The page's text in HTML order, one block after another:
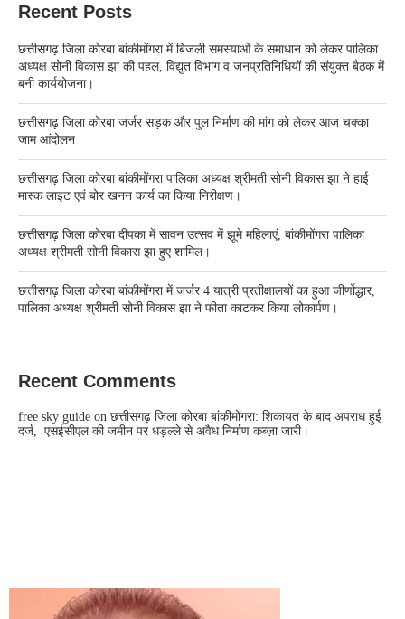
Recent Posts
छत्तीसगढ़ जिला कोरबा बांकीमोंगरा में बिजली समस्याओं के समाधान को लेकर पालिका
अध्यक्ष सोनी विकास झा की पहल, विद्युत विभाग व जनप्रतिनिधियों की संयुक्त बैठक में
बनी कार्ययोजना।
छत्तीसगढ़ जिला कोरबा जर्जर सड़क और पुल निर्माण की मांग को लेकर आज चक्का
जाम आंदोलन
छत्तीसगढ़ जिला कोरबा बांकीमोंगरा पालिका अध्यक्ष श्रीमती सोनी विकास झा ने हाई
मास्क लाइट एवं बोर खनन कार्य का किया निरीक्षण।
छत्तीसगढ़ जिला कोरबा दीपका में सावन उत्सव में झूमे महिलाएं, बांकीमोंगरा पालिका
अध्यक्ष श्रीमती सोनी विकास झा हुए शामिल।
छत्तीसगढ़ जिला कोरबा बांकीमोंगरा में जर्जर 4 यात्री प्रतीक्षालयों का हुआ जीर्णोद्धार,
पालिका अध्यक्ष श्रीमती सोनी विकास झा ने फीता काटकर किया लोकार्पण।
Recent Comments
free sky guide on छत्तीसगढ़ जिला कोरबा बांकीमोंगरा: शिकायत के बाद अपराध हुई
दर्ज, एसईसीएल की जमीन पर धड़ल्ले से अवैध निर्माण कब्ज़ा जारी।